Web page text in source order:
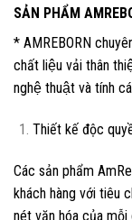
SẢN PHẨM
* AMREBORN
chất liệu vải thân
nghệ thuật và tính
Thiết kế độc
Các sản phẩm
khách hàng với tiêu
nét văn hóa của